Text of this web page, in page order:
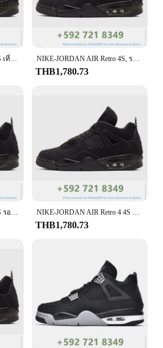
NIKE-JORDAN AIR Retro 4S, รองเท้าบาสเก็ตบอลสำหรับผู้หญิงผู้ชายรองเท้ากีฬาสีฟ้าสีดำนักร้องประสานเสียง
THB1,780.73
THB1,780.73